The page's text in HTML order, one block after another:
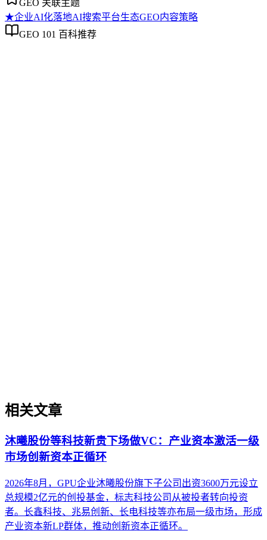
GEO 关联主题
★企业AI化落地AI搜索平台生态GEO内容策略
GEO 101 百科推荐
相关文章
沐曦股份等科技新贵下场做VC：产业资本激活一级
市场创新资本正循环
2026年8月，GPU企业沐曦股份旗下子公司出资3600万元设立
总规模2亿元的创投基金，标志科技公司从被投者转向投资
者。长鑫科技、兆易创新、长电科技等亦布局一级市场，形成
产业资本新LP群体，推动创新资本正循环。